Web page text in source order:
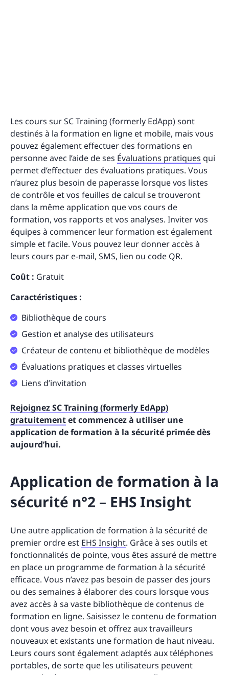
Les cours sur SC Training (formerly EdApp) sont
destinés à la formation en ligne et mobile, mais vous
pouvez également effectuer des formations en
personne avec l’aide de ses Évaluations pratiques qui
permet d’effectuer des évaluations pratiques. Vous
n’aurez plus besoin de paperasse lorsque vos listes
de contrôle et vos feuilles de calcul se trouveront
dans la même application que vos cours de
formation, vos rapports et vos analyses. Inviter vos
équipes à commencer leur formation est également
simple et facile. Vous pouvez leur donner accès à
leurs cours par e-mail, SMS, lien ou code QR.
Coût : Gratuit
Caractéristiques :
Bibliothèque de cours
Gestion et analyse des utilisateurs
Créateur de contenu et bibliothèque de modèles
Évaluations pratiques et classes virtuelles
Liens d’invitation
Rejoignez SC Training (formerly EdApp)
gratuitementet commencez à utiliser une
application de formation à la sécurité primée dès
aujourd’hui.
Application de formation à la
sécurité n°2 – EHS Insight
Une autre application de formation à la sécurité de
premier ordre est EHS Insight. Grâce à ses outils et
fonctionnalités de pointe, vous êtes assuré de mettre
en place un programme de formation à la sécurité
efficace. Vous n’avez pas besoin de passer des jours
ou des semaines à élaborer des cours lorsque vous
avez accès à sa vaste bibliothèque de contenus de
formation en ligne. Saisissez le contenu de formation
dont vous avez besoin et offrez aux travailleurs
nouveaux et existants une formation de haut niveau.
Leurs cours sont également adaptés aux téléphones
portables, de sorte que les utilisateurs peuvent